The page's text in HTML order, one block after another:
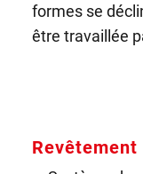
formes se
être travaillée